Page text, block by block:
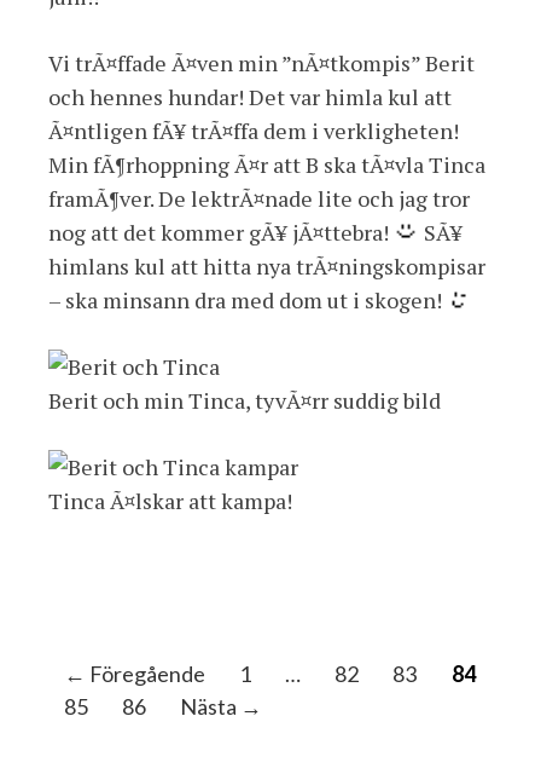
Vi trÃ¤ffade Ã¤ven min ”nÃ¤tkompis” Berit
och hennes hundar! Det var himla kul att
Ã¤ntligen fÃ¥ trÃ¤ffa dem i verkligheten!
Min fÃ¶rhoppning Ã¤r att B ska tÃ¤vla Tinca
framÃ¶ver. De lektrÃ¤nade lite och jag tror
nog att det kommer gÃ¥ jÃ¤ttebra!
SÃ¥
himlans kul att hitta nya trÃ¤ningskompisar
– ska minsann dra med dom ut i skogen!
Berit och min Tinca, tyvÃ¤rr suddig bild
Tinca Ã¤lskar att kampa!
← Föregående 1 … 82 83
84
85
86 Nästa →